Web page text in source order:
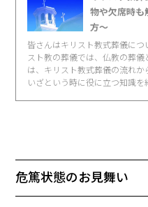
物や欠席時
方〜
皆さんはキリスト教式葬儀につ
スト教の葬儀では、仏教の葬
は、キリスト教式葬儀の流れか
いざという時に役に立つ知識を
危篤状態のお見舞い